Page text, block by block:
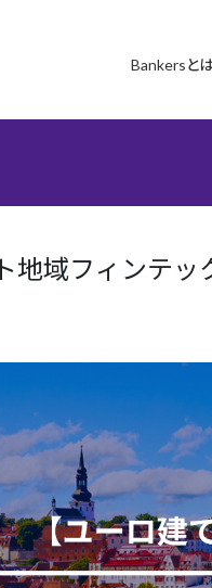
Bankersと
地域フィンテ